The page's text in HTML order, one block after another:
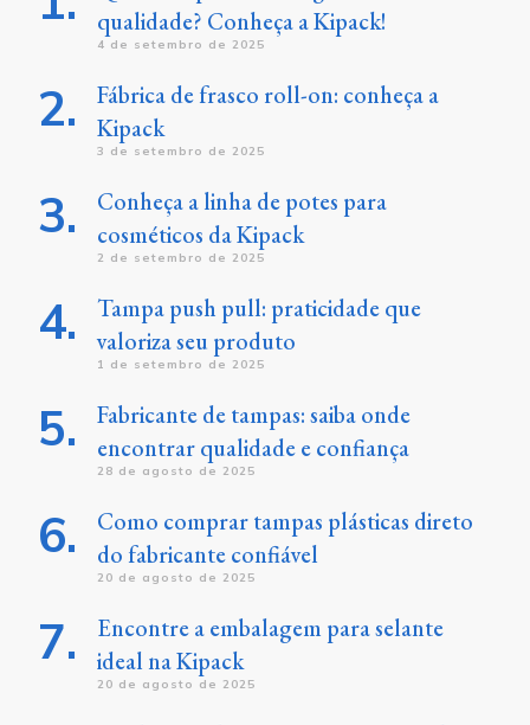
qualidade? Conheça a Kipack!
4 de setembro de 2025
Fábrica de frasco roll-on: conheça a
Kipack
3 de setembro de 2025
Conheça a linha de potes para
cosméticos da Kipack
2 de setembro de 2025
Tampa push pull: praticidade que
valoriza seu produto
1 de setembro de 2025
Fabricante de tampas: saiba onde
encontrar qualidade e confiança
28 de agosto de 2025
Como comprar tampas plásticas direto
do fabricante confiável
20 de agosto de 2025
Encontre a embalagem para selante
ideal na Kipack
20 de agosto de 2025